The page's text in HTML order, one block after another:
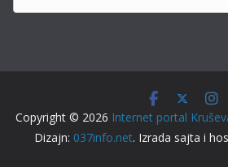
Copyright © 2026 Internet portal
Dizajn: 037info.net. Izrada sajta i